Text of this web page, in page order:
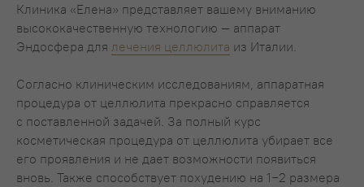
Клиника «Елена» представляет вашему вниманию
высококачественную технологию — аппарат
Эндосфера для лечения целлюлита из Италии.
Согласно клиническим исследованиям, аппаратная
процедура от целлюлита прекрасно справляется
с поставленной задачей. За полный курс
косметическая процедура от целлюлита убирает все
его проявления и не дает возможности появиться
вновь. Также способствует похудению на 1−2 размера